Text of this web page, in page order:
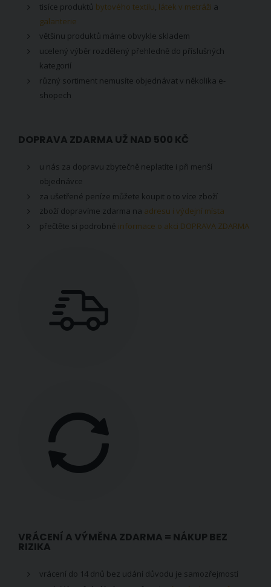
tisíce produktů bytového textilu, látek v metráži a
galanterie
většinu produktů máme obvykle skladem
ucelený výběr rozdělený přehledně do příslušných
kategorií
různý sortiment nemusíte objednávat v několika e-
shopech
DOPRAVA ZDARMA UŽ NAD 500 KČ
u nás za dopravu zbytečně neplatíte i při menší
objednávce
za ušetřené peníze můžete koupit o to více zboží
zboží dopravíme zdarma na adresu i výdejní místa
přečtěte si podrobné informace o akci DOPRAVA ZDARMA
VRÁCENÍ A VÝMĚNA ZDARMA = NÁKUP BEZ
RIZIKA
vrácení do 14 dnů bez udání důvodu je samozřejmostí